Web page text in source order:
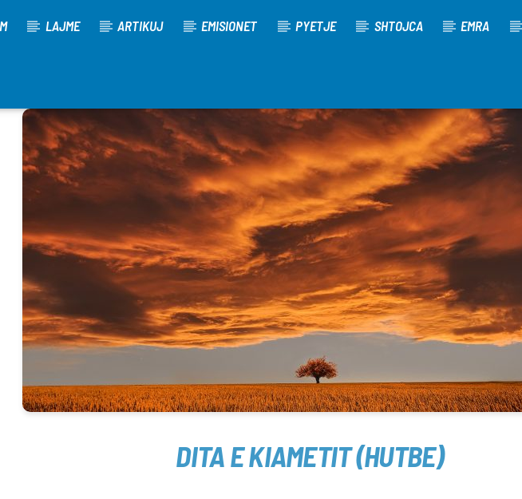
LAJME ARTIKUJ EMISIONET PYETJE SHTOJCA EMRA
DITA E KIAMETIT (HUTBE)